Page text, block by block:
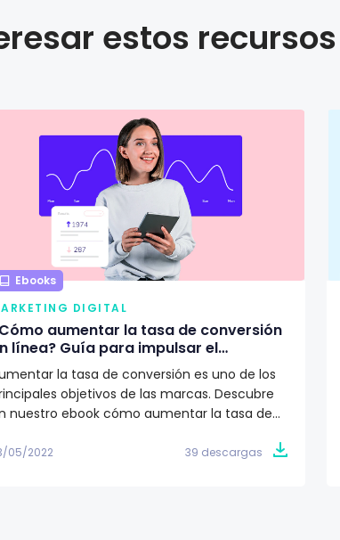
estos recursos
Ebooks
DIGITAL
aumentar la tasa de conversión
línea? Guía para impulsar el
de tu marca
la tasa de conversión es uno de los
objetivos de las marcas. Descubre
nuestro ebook cómo aumentar la tasa de
05/2022 39 descargas